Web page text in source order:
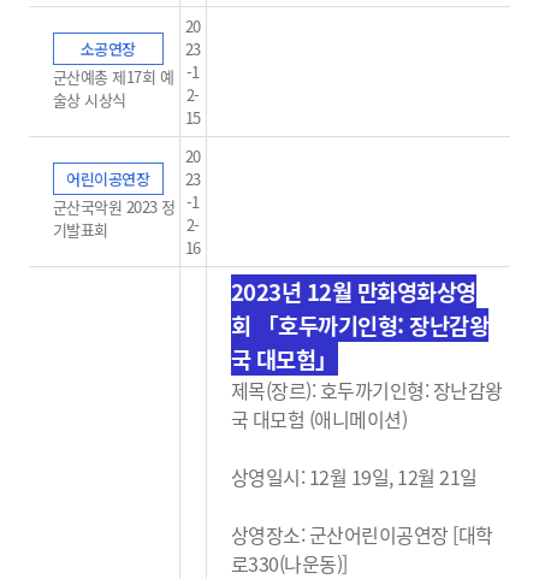
소공연장
군산예총 제17회 예
술상 시상식
20
23
-1
2-
15
어린이공연장
군산국악원 2023 정
기발표회
20
23
-1
2-
16
2023년 12월 만화영화상영
회
「호두까기인형: 장난감왕
국 대모험」
제목(장르): 호두까기인형: 장난감왕
국 대모험 (애니메이션)
상영일시: 12월 19일, 12월 21일
상영장소: 군산어린이공연장 [대학
로330(나운동)]